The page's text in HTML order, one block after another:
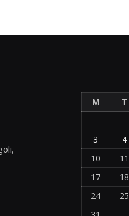
M
T
3
4
10
11
17
18
24
25